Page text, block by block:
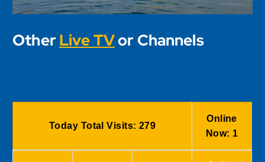
Other Live TVor Channels
Today Total Visits: 279
Online
Now: 1